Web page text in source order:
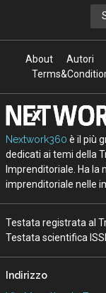
About Autori
Nextwork360 è il più
dedicati ai temi della
Imprenditoriale. Ha la
imprenditoriale nelle
Testata registrata al
Testata scientifica
Indirizzo